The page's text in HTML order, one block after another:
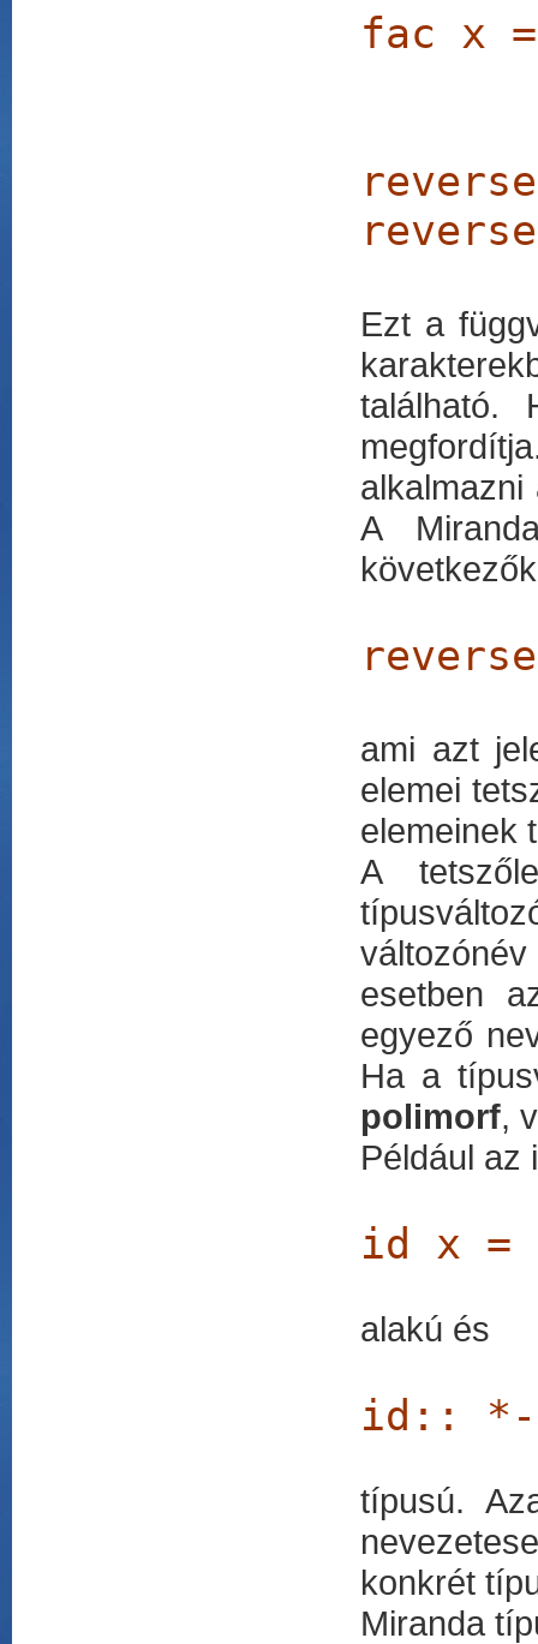
fac x
Ezt a
található.
A
ami azt
elemei
elemeinek
A
esetben
egyező
Ha a
polimorf,
Például az
id x =
alakú és
id:: *-
típusú.
konkrét
Miranda